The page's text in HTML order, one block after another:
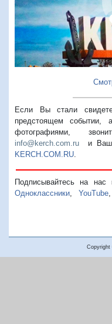
Если Вы стали
предстоящем событии,
фотографиями,
info@kerch.com.ru и
KERCH.COM.RU
Подписывайтесь на
Одноклассники
YouTube
Copyright